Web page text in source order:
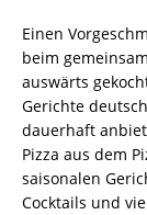
Einen
beim
auswärts
Gerichte
dauerhaft
Pizza aus dem
saisonalen
Cocktails und